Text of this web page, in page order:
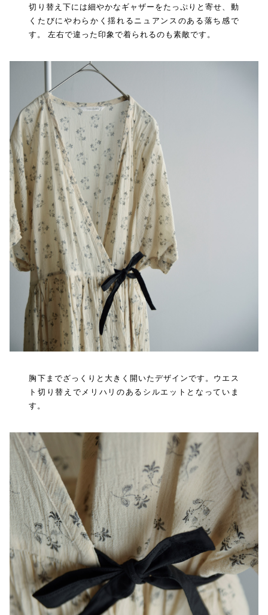
切り替え下には細やかなギャザーをたっぷりと寄せ、動
くたびにやわらかく揺れるニュアンスのある落ち感で
す。 左右で違った印象で着られるのも素敵です。
胸下までざっくりと大きく開いたデザインです。ウエス
ト切り替えでメリハリのあるシルエットとなっていま
す。